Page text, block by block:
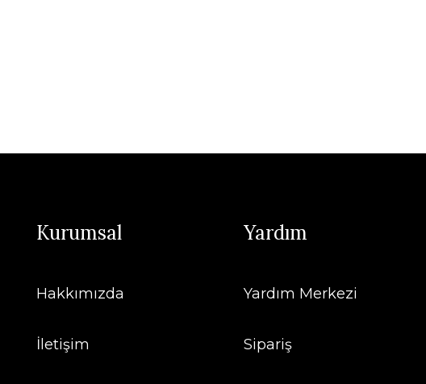
Kurumsal
Hakkımızda
İletişim
Yardım
Yardım Merkezi
Sipariş